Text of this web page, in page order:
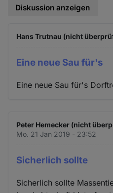
Diskussion anzeigen
Hans Trutnau (nicht
Eine neue Sau für's
Eine neue Sau für's
Peter Hemecker (nicht
Mo. 21 Jan 2019 - 23:52
Sicherlich sollte
Sicherlich sollte